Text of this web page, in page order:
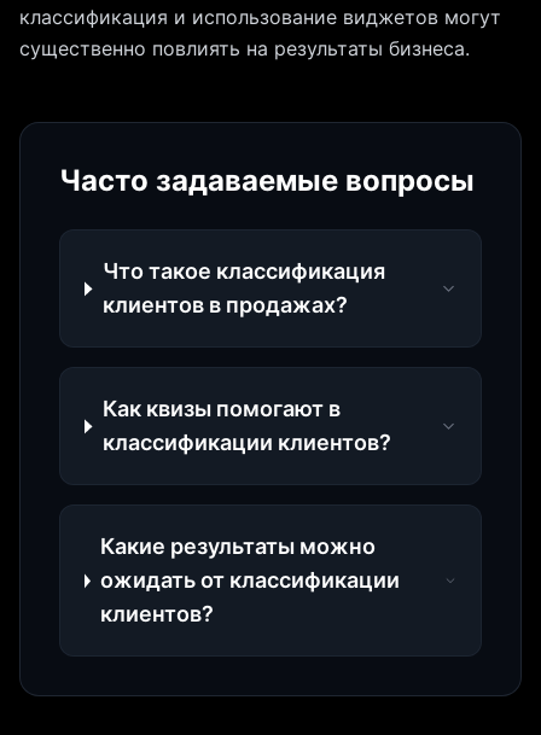
классификация и использование виджетов могут
существенно повлиять на результаты бизнеса.
Часто задаваемые вопросы
Что такое классификация
клиентов в продажах?
Как квизы помогают в
классификации клиентов?
Какие результаты можно
ожидать от классификации
клиентов?